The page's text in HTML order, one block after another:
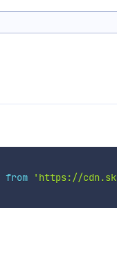
from 'https://